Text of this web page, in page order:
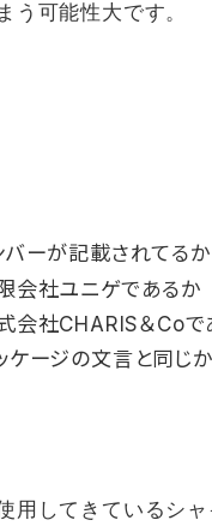
う可能性大です。
バーが記載されてるか
会社ユニゲであるか
会社CHARIS＆Coで
ケージの文言と同じか
用してきているシャ